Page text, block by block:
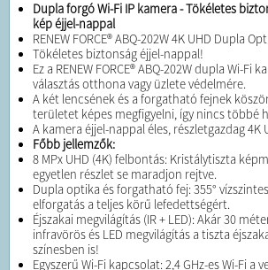
Dupla forgó Wi-Fi IP kamera - Tökéletes
kép éjjel-nappal
RENEW FORCE® ABQ-202W 4K UHD Dupla
Tökéletes biztonság éjjel-nappal!
Ez a RENEW FORCE® ABQ-202W dupla Wi-Fi
választás otthona vagy üzlete védelmére.
A két lencsének és a forgatható fejnek
területet képes megfigyelni, így nincs többé
A kamera éjjel-nappal éles, részletgazdag 4K
Főbb jellemzők:
8 MPx UHD (4K) felbontás: Kristálytiszta
egyetlen részlet se maradjon rejtve.
Dupla optika és forgatható fej: 355°
elforgatás a teljes körű lefedettségért.
Éjszakai megvilágítás (IR + LED): Akár 30
infravörös és LED megvilágítás a tiszta
színesben is!
Egyszerű Wi-Fi kapcsolat: 2,4 GHz-es Wi-Fi a